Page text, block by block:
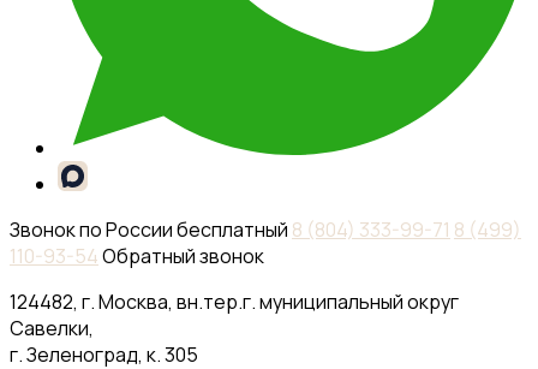
Звонок по России бесплатный 8 (804) 333-99-71 8 (499)
110-93-54Обратный звонок
124482, г. Москва, вн.тер.г. муниципальный округ
Савелки,
г. Зеленоград, к. 305